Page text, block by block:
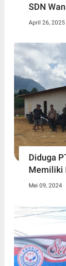
SDN
April 26, 2025
Diduga
Memiliki
Mei 09, 2024